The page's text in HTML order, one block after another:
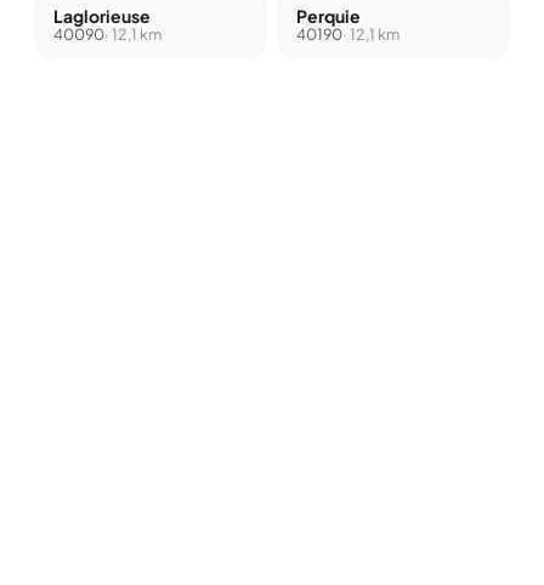
Laglorieuse
40090· 12,1 km
Perquie
40190· 12,1 km